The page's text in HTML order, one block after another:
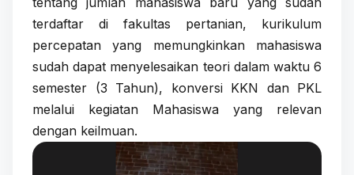
terdaftar di fakultas pertanian, kurikulum
percepatan yang memungkinkan mahasiswa
sudah dapat menyelesaikan teori dalam waktu 6
semester (3 Tahun), konversi KKN dan PKL
melalui kegiatan Mahasiswa yang relevan
dengan keilmuan.